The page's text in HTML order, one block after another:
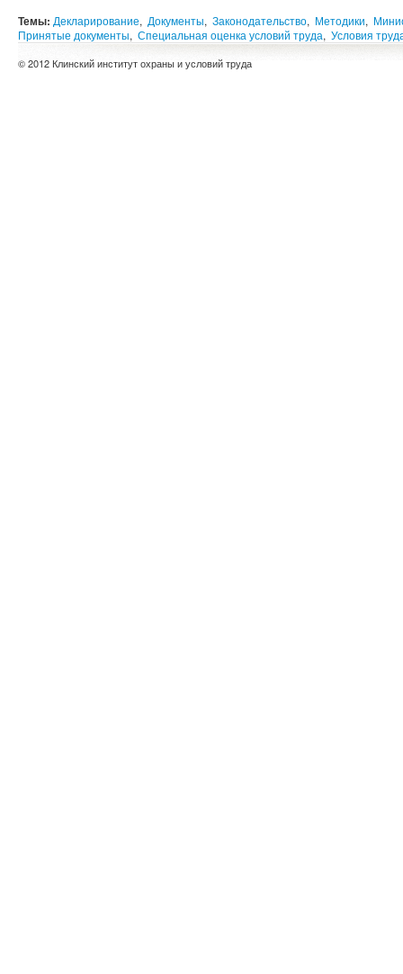
Темы: Декларирование, Документы, Законодательство, Методики,
Принятые документы, Специальная оценка условий труда, Условия
© 2012 Клинский институт охраны и условий труда